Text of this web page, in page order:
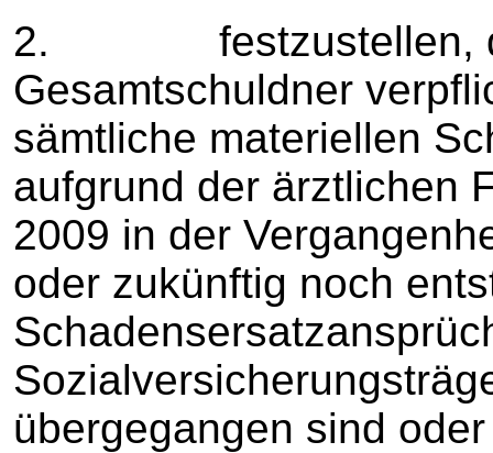
2. festzustellen,
Gesamtschuldner
sämtliche materiellen
aufgrund der ärztlichen
2009 in der
oder zukünftig noch
übergegangen sind